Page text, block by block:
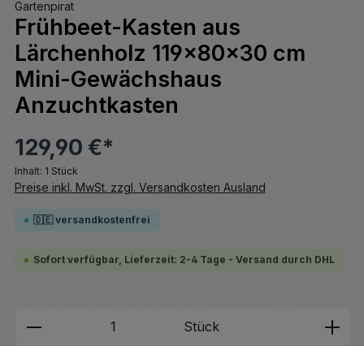
Gartenpirat
Frühbeet-Kasten aus
Lärchenholz 119x80x30 cm
Mini-Gewächshaus
Anzuchtkasten
129,90 €*
Inhalt: 1 Stück
Preise inkl. MwSt. zzgl. Versandkosten Ausland
🇩🇪 versandkostenfrei
Sofort verfügbar, Lieferzeit: 2-4 Tage - Versand durch DHL
Produkt Anzahl: Gib den
Stück